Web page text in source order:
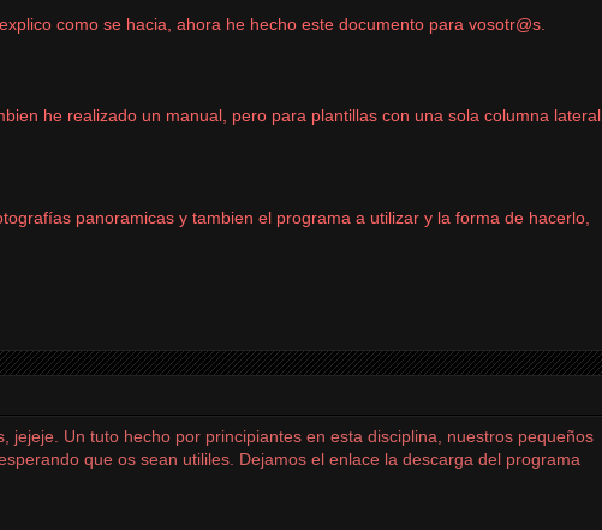
como se hacia, ahora he hecho este documento para vosotr@s
he realizado un manual, pero para plantillas con una sola columna lateral,
panoramicas y tambien el programa a utilizar y la forma de hacerlo,
jejeje. Un tuto hecho por principiantes en esta disciplina, nuestros pequeños
que os sean utililes. Dejamos el enlace la descarga del programa